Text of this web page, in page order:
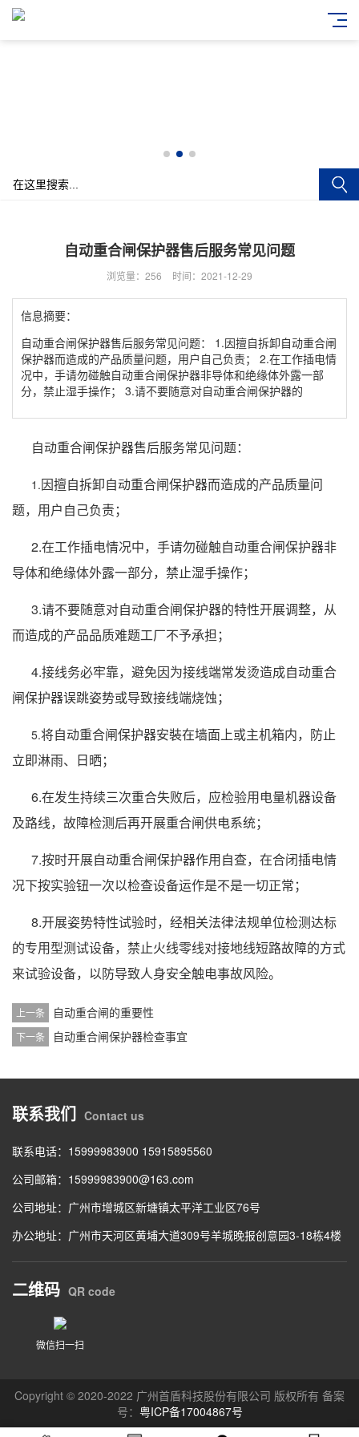
自动重合闸保护器售后服务常见问题
浏览量：256 时间：2021-12-29
信息摘要：
自动重合闸保护器售后服务常见问题： 1.因擅自拆卸自动重合闸
保护器而造成的产品质量问题，用户自己负责； 2.在工作插电情
况中，手请勿碰触自动重合闸保护器非导体和绝缘体外露一部
分，禁止湿手操作； 3.请不要随意对自动重合闸保护器的
自动重合闸保护器售后服务常见问题：
1.因擅自拆卸自动重合闸保护器而造成的产品质量问
题，用户自己负责；
2.在工作插电情况中，手请勿碰触自动重合闸保护器非
导体和绝缘体外露一部分，禁止湿手操作；
3.请不要随意对自动重合闸保护器的特性开展调整，从
而造成的产品品质难题工厂不予承担；
4.接线务必牢靠，避免因为接线端常发烫造成自动重合
闸保护器误跳姿势或导致接线端烧蚀；
5.将自动重合闸保护器安裝在墙面上或主机箱内，防止
立即淋雨、日晒；
6.在发生持续三次重合失败后，应检验用电量机器设备
及路线，故障检测后再开展重合闸供电系统；
7.按时开展自动重合闸保护器作用自查，在合闭插电情
况下按实验钮一次以检查设备运作是不是一切正常；
8.开展姿势特性试验时，经相关法律法规单位检测达标
的专用型测试设备，禁止火线零线对接地线短路故障的方式
来试验设备，以防导致人身安全触电事故风险。
上一条 自动重合闸的重要性
下一条 自动重合闸保护器检查事宜
联系我们 Contact us
联系电话：15999983900 15915895560
公司邮箱：15999983900@163.com
公司地址：广州市增城区新塘镇太平洋工业区76号
办公地址：广州市天河区黄埔大道309号羊城晚报创意园3-18栋4楼
二维码 QR code
微信扫一扫
Copyright © 2020-2022 广州首盾科技股份有限公司 版权所有 备案
号： 粤ICP备17004867号